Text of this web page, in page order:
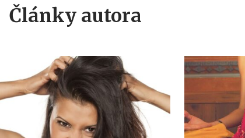
Články autora